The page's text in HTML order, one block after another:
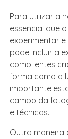
Para utilizar a
essencial que
experimentar
pode incluir a
como lentes
forma como a
importante
campo da
e técnicas.
Outra maneira